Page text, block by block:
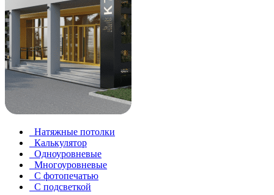
Натяжные потолки
Калькулятор
Одноуровневые
Многоуровневые
С фотопечатью
С подсветкой